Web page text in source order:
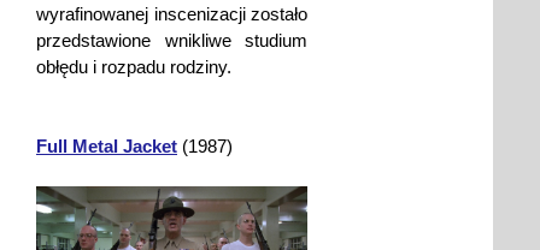
wyrafinowanej inscenizacji zostało
przedstawione wnikliwe studium
obłędu i rozpadu rodziny.
Full Metal Jacket (1987)